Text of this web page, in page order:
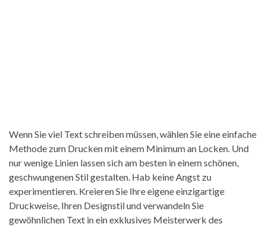
Wenn Sie viel Text schreiben müssen, wählen Sie eine einfache
Methode zum Drucken mit einem Minimum an Locken. Und
nur wenige Linien lassen sich am besten in einem schönen,
geschwungenen Stil gestalten. Hab keine Angst zu
experimentieren. Kreieren Sie Ihre eigene einzigartige
Druckweise, Ihren Designstil und verwandeln Sie
gewöhnlichen Text in ein exklusives Meisterwerk des